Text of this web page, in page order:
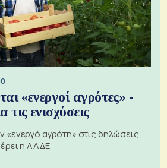
«ενεργοί αγρότες» -
τις ενισχύσεις
«ενεργό αγρότη» στις δηλώσεις
η ΑΑΔΕ